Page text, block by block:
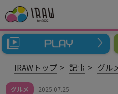
IRAWトップ 記事 グル
グルメ 2025.07.25